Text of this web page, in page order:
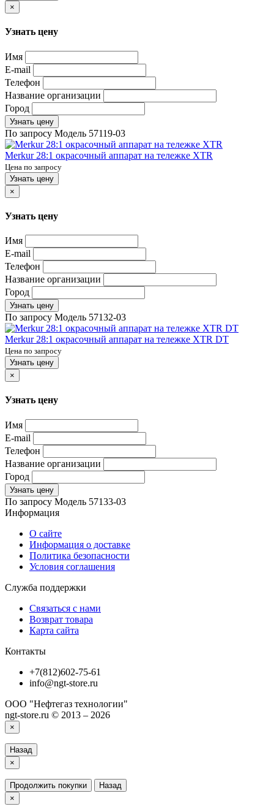
×
Узнать цену
Имя
E-mail
Телефон
Название организации
Город
Узнать цену
По запросу Модель 57119-03
Merkur 28:1 окрасочный аппарат на тележке XTR
Цена по запросу
Узнать цену
×
Узнать цену
Имя
E-mail
Телефон
Название организации
Город
Узнать цену
По запросу Модель 57132-03
Merkur 28:1 окрасочный аппарат на тележке XTR DT
Цена по запросу
Узнать цену
×
Узнать цену
Имя
E-mail
Телефон
Название организации
Город
Узнать цену
По запросу Модель 57133-03
Информация
О сайте
Информация о доставке
Политика безопасности
Условия соглашения
Служба поддержки
Связаться с нами
Возврат товара
Карта сайта
Контакты
+7(812)602-75-61
info@ngt-store.ru
ООО "Нефтегаз технологии"
ngt-store.ru © 2013 – 2026
×
Назад
×
Продолжить покупки
Назад
×